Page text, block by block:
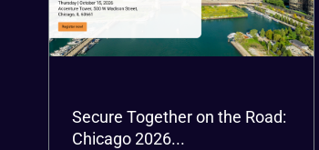
Secure Together on the Road:
Chicago 2026...